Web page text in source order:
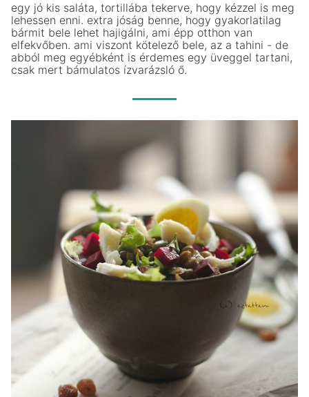
egy jó kis saláta, tortillába tekerve, hogy kézzel is meg
lehessen enni. extra jóság benne, hogy gyakorlatilag
bármit bele lehet hajigálni, ami épp otthon van
elfekvőben. ami viszont kötelező bele, az a tahini - de
abból meg egyébként is érdemes egy üveggel tartani,
csak mert bámulatos ízvarázsló ő.